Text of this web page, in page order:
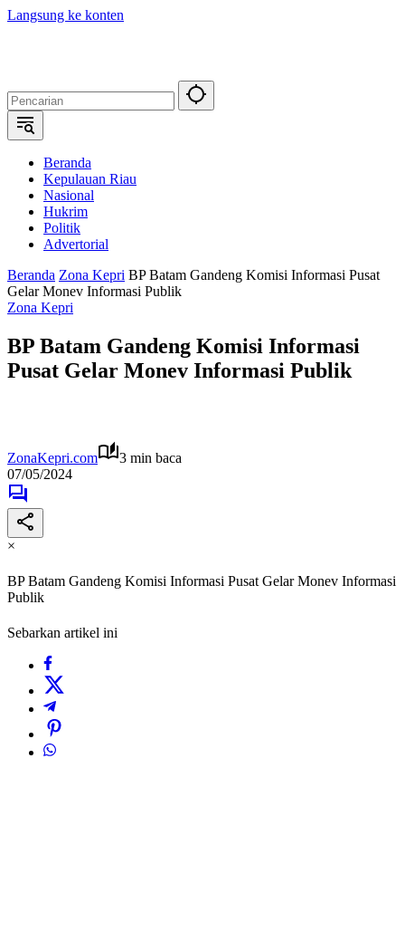
Langsung ke konten
Beranda
Kepulauan Riau
Nasional
Hukrim
Politik
Advertorial
Beranda Zona Kepri BP Batam Gandeng Komisi Informasi Pusat
Gelar Monev Informasi Publik
Zona Kepri
BP Batam Gandeng Komisi Informasi
Pusat Gelar Monev Informasi Publik
ZonaKepri.com
3 min baca
07/05/2024
×
BP Batam Gandeng Komisi Informasi Pusat Gelar Monev Informasi
Publik
Sebarkan artikel ini